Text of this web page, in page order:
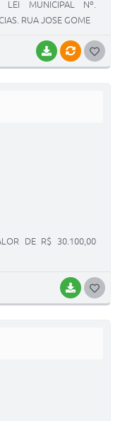
BAIXARVÍNCULOS
LEI MUNICIPAL Nº.
RUA JOSE GOME
BAIXAR
DE R$ 30.100,00